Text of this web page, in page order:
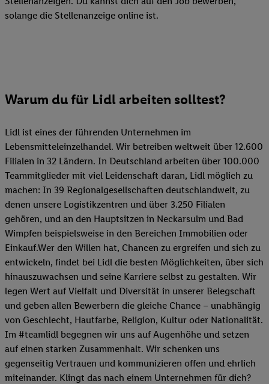
solange die Stellenanzeige online ist.
Warum du für Lidl arbeiten solltest?
Lidl ist eines der führenden Unternehmen im
Lebensmitteleinzelhandel. Wir betreiben weltweit über 12.600
Filialen in 32 Ländern. In Deutschland arbeiten über 100.000
Teammitglieder mit viel Leidenschaft daran, Lidl möglich zu
machen: In 39 Regionalgesellschaften deutschlandweit, zu
denen unsere Logistikzentren und über 3.250 Filialen
gehören, und an den Hauptsitzen in Neckarsulm und Bad
Wimpfen beispielsweise in den Bereichen Immobilien oder
Einkauf.Wer den Willen hat, Chancen zu ergreifen und sich zu
entwickeln, findet bei Lidl die besten Möglichkeiten, über sich
hinauszuwachsen und seine Karriere selbst zu gestalten. Wir
legen Wert auf Vielfalt und Diversität in unserer Belegschaft
und geben allen Bewerbern die gleiche Chance – unabhängig
von Geschlecht, Hautfarbe, Religion, Kultur oder Nationalität.
Im #teamlidl begegnen wir uns auf Augenhöhe und setzen
auf einen starken Zusammenhalt. Wir schenken uns
gegenseitig Vertrauen und kommunizieren offen und ehrlich
miteinander. Klingt das nach einem Unternehmen für dich?